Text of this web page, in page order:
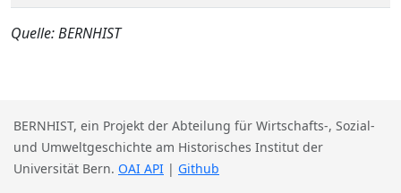
Quelle: BERNHIST
BERNHIST, ein Projekt der Abteilung für Wirtschafts-, Sozial-
und Umweltgeschichte am Historisches Institut der
Universität Bern. OAI API | Github